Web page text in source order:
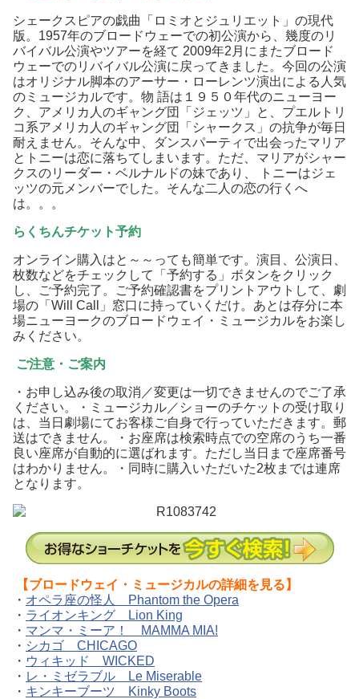
シェークスピアの戯曲「ロミオとジュリエット」の現代
版。1957年のブロードウェーでの初公演から、幾度のリ
バイバル公演やツアーを経て 2009年2月にまたブロード
ウェーでのリバイバル公演に戻ってきました。今回の公演
はオリジナル脚本のアーサー・ローレンツ演出による人気
のミュージカルです。物 語は１９５０年代のニューヨー
ク、アメリカ人のギャング団「ジェッツ」と、プエルトリ
コ系アメリカ人のギャング団「シャークス」の抗争が毎日
耐えません。そんな中、ダンスパーティで出会ったマリア
とトニーは恋に落ちてしまいます。ただ、マリアがシャー
クスのリーダー・ベルナルドの妹であり、 トニーはジェ
ッツの元メンバーでした。そんな二人の恋の行くへ
は。。。
らくちんチケット予約
オンライン購入はと～～っても簡単です。演目、公演日、
枚数などをチェックして「予約する」ボタンをクリック
し、ご予約完了。ご予約確認書をプリントアウトして、劇
場の「Will Call」窓口に持っていくだけ。あとは存分に本
場ニューヨークのブロードウェイ・ミュージカルをお楽し
みください。
ご注意・ご案内
・お申し込み後の取消／変更は一切できませんのでご了承
ください。・ミュージカル／ショーのチケットの受け取り
は、当日劇場にてお客様ご自身で行っていただきます。郵
送はできません。・お座席は検索時点での空席のうち一番
良い座席が自動的に選ばれます。ただし当日まで座席番号
はわかりません。・同時に購入いただいた2枚までは連席
となります。
【ブロードウェイ・ミュージカルの詳細を見る】
・ オペラ座の怪人 Phantom the Opera
・ ライオンキング Lion King
・ マンマ・ミーア！ MAMMA MIA!
・ シカゴ CHICAGO
・ ウィキッド WICKED
・ レ・ミゼラブル Le Miserable
・ キンキーブーツ Kinky Boots